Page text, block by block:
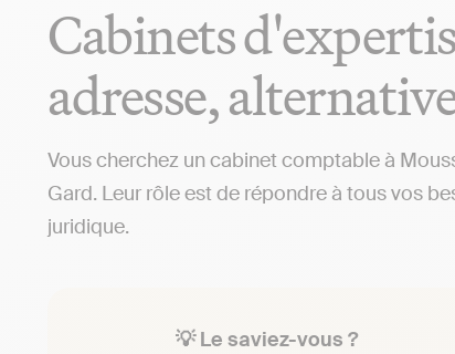
Cabinets
adresse,
Vous cherchez un cabinet comptable à
Gard. Leur rôle est de répondre à tous vos
juridique.
💡 Le saviez-vous ?